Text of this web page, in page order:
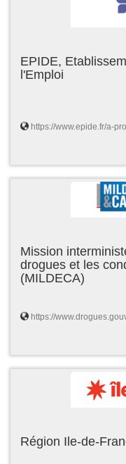
EPIDE,
l'Emploi
https://www.epide.fr/a-
Mission
drogues et les
(MILDECA)
https://
Région Ile-de-